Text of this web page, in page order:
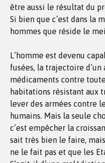
être aussi le résultat du
Si bien que c’est dans la
hommes que réside le
L’homme est devenu
fusées, la trajectoire d’un
médicaments contre
habitations résistant aux
lever des armées contre
humains. Mais la seule
c’est empêcher la
sait très bien le faire,
ne le fait pas et que les